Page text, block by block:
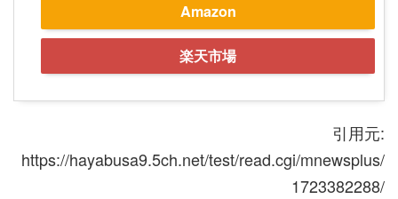
Amazon
楽天市場
引用元:
https://hayabusa9.5ch.net/test/read.cgi/mnewsplus/
1723382288/